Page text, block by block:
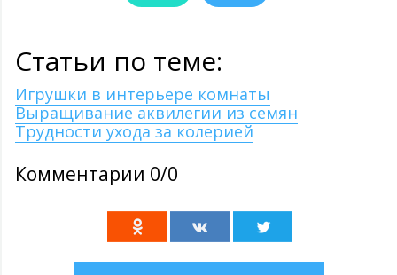
Статьи по теме:
Игрушки в интерьере комнаты
Выращивание аквилегии из семян
Трудности ухода за колерией
Комментарии 0/0